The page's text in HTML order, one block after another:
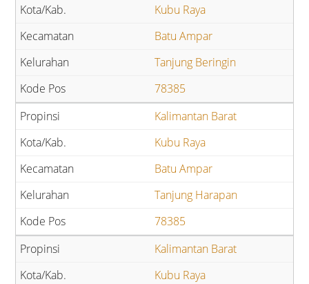
Kubu Raya
Batu Ampar
Tanjung Beringin
78385
Kalimantan Barat
Kubu Raya
Batu Ampar
Tanjung Harapan
78385
Kalimantan Barat
Kubu Raya